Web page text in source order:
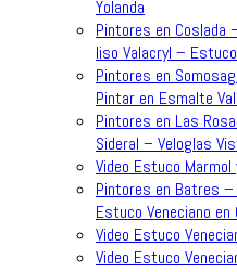
Yolanda
Pintores en Coslada
liso Valacryl –
Pintores en
Pintar en Esmalte
Pintores en Las
Sideral – Veloglas
Video Estuco Marmol
Pintores en Batres
Estuco Veneciano en
Video Estuco
Video Estuco